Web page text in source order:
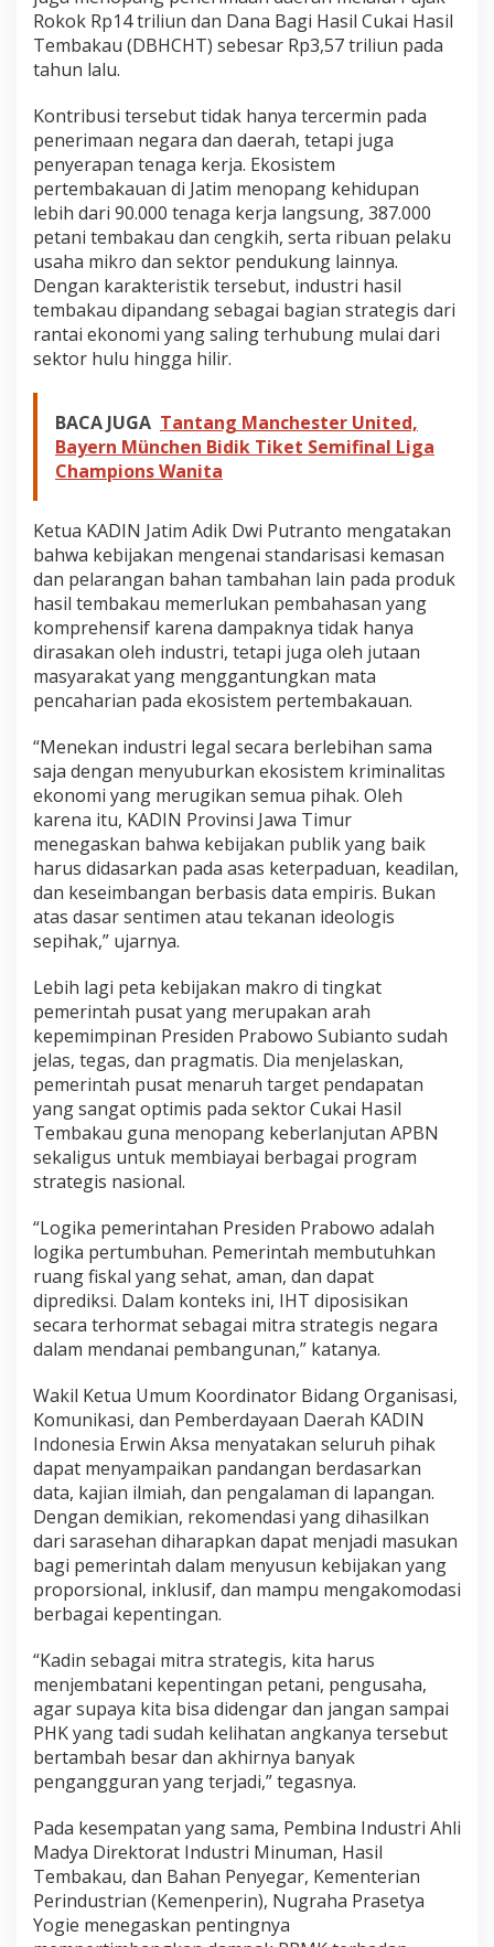
Rokok Rp14 triliun dan Dana Bagi Hasil Cukai Hasil
Tembakau (DBHCHT) sebesar Rp3,57 triliun pada
tahun lalu.
Kontribusi tersebut tidak hanya tercermin pada
penerimaan negara dan daerah, tetapi juga
penyerapan tenaga kerja. Ekosistem
pertembakauan di Jatim menopang kehidupan
lebih dari 90.000 tenaga kerja langsung, 387.000
petani tembakau dan cengkih, serta ribuan pelaku
usaha mikro dan sektor pendukung lainnya.
Dengan karakteristik tersebut, industri hasil
tembakau dipandang sebagai bagian strategis dari
rantai ekonomi yang saling terhubung mulai dari
sektor hulu hingga hilir.
BACA JUGA Tantang Manchester United,
Bayern München Bidik Tiket Semifinal Liga
Champions Wanita
Ketua KADIN Jatim Adik Dwi Putranto mengatakan
bahwa kebijakan mengenai standarisasi kemasan
dan pelarangan bahan tambahan lain pada produk
hasil tembakau memerlukan pembahasan yang
komprehensif karena dampaknya tidak hanya
dirasakan oleh industri, tetapi juga oleh jutaan
masyarakat yang menggantungkan mata
pencaharian pada ekosistem pertembakauan.
“Menekan industri legal secara berlebihan sama
saja dengan menyuburkan ekosistem kriminalitas
ekonomi yang merugikan semua pihak. Oleh
karena itu, KADIN Provinsi Jawa Timur
menegaskan bahwa kebijakan publik yang baik
harus didasarkan pada asas keterpaduan, keadilan,
dan keseimbangan berbasis data empiris. Bukan
atas dasar sentimen atau tekanan ideologis
sepihak,” ujarnya.
Lebih lagi peta kebijakan makro di tingkat
pemerintah pusat yang merupakan arah
kepemimpinan Presiden Prabowo Subianto sudah
jelas, tegas, dan pragmatis. Dia menjelaskan,
pemerintah pusat menaruh target pendapatan
yang sangat optimis pada sektor Cukai Hasil
Tembakau guna menopang keberlanjutan APBN
sekaligus untuk membiayai berbagai program
strategis nasional.
“Logika pemerintahan Presiden Prabowo adalah
logika pertumbuhan. Pemerintah membutuhkan
ruang fiskal yang sehat, aman, dan dapat
diprediksi. Dalam konteks ini, IHT diposisikan
secara terhormat sebagai mitra strategis negara
dalam mendanai pembangunan,” katanya.
Wakil Ketua Umum Koordinator Bidang Organisasi,
Komunikasi, dan Pemberdayaan Daerah KADIN
Indonesia Erwin Aksa menyatakan seluruh pihak
dapat menyampaikan pandangan berdasarkan
data, kajian ilmiah, dan pengalaman di lapangan.
Dengan demikian, rekomendasi yang dihasilkan
dari sarasehan diharapkan dapat menjadi masukan
bagi pemerintah dalam menyusun kebijakan yang
proporsional, inklusif, dan mampu mengakomodasi
berbagai kepentingan.
“Kadin sebagai mitra strategis, kita harus
menjembatani kepentingan petani, pengusaha,
agar supaya kita bisa didengar dan jangan sampai
PHK yang tadi sudah kelihatan angkanya tersebut
bertambah besar dan akhirnya banyak
pengangguran yang terjadi,” tegasnya.
Pada kesempatan yang sama, Pembina Industri Ahli
Madya Direktorat Industri Minuman, Hasil
Tembakau, dan Bahan Penyegar, Kementerian
Perindustrian (Kemenperin), Nugraha Prasetya
Yogie menegaskan pentingnya